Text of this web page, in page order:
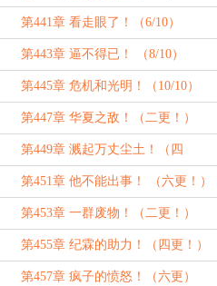
第441章 看走眼了！（6/10）
第443章 逼不得已！ （8/10）
第445章 危机和光明！（10/10）
第447章 华夏之敌！（二更！）
第449章 溅起万丈尘土！（四
更！）
第451章 他不能出事！ （六更！）
第453章 一群废物！（二更！）
第455章 纪霖的助力！（四更！）
第457章 疯子的愤怒！（六更）